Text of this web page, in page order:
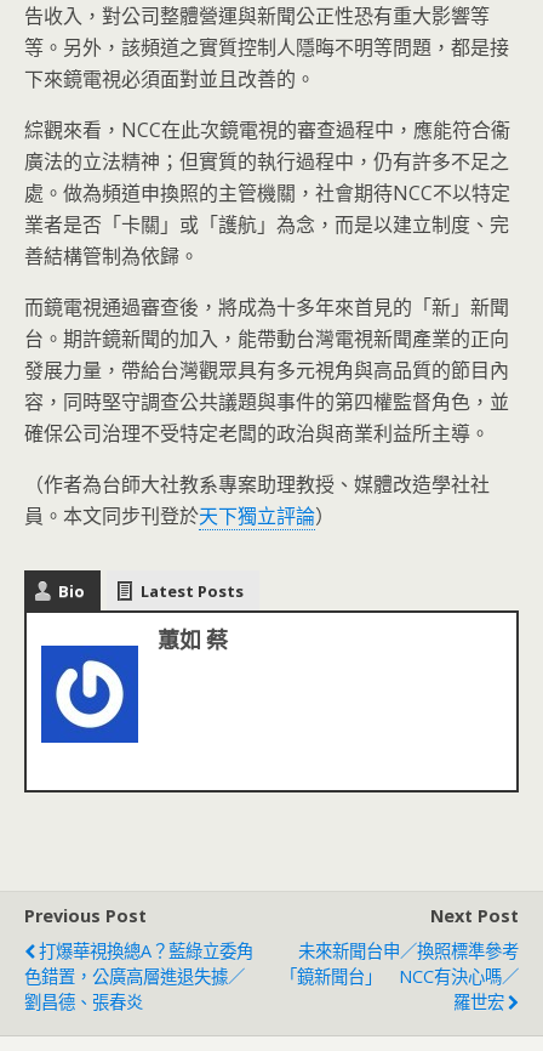
告收入，對公司整體營運與新聞公正性恐有重大影響等
等。另外，該頻道之實質控制人隱晦不明等問題，都是接
下來鏡電視必須面對並且改善的。
綜觀來看，NCC在此次鏡電視的審查過程中，應能符合衞
廣法的立法精神；但實質的執行過程中，仍有許多不足之
處。做為頻道申換照的主管機關，社會期待NCC不以特定
業者是否「卡關」或「護航」為念，而是以建立制度、完
善結構管制為依歸。
而鏡電視通過審查後，將成為十多年來首見的「新」新聞
台。期許鏡新聞的加入，能帶動台灣電視新聞產業的正向
發展力量，帶給台灣觀眾具有多元視角與高品質的節目內
容，同時堅守調查公共議題與事件的第四權監督角色，並
確保公司治理不受特定老闆的政治與商業利益所主導。
（作者為台師大社教系專案助理教授、媒體改造學社社
員。本文同步刊登於天下獨立評論）
Bio Latest Posts
蕙如 蔡
Previous Post
打爆華視換總A？藍綠立委角
色錯置，公廣高層進退失據／
劉昌德、張春炎
Next Post
未來新聞台申／換照標準參考
「鏡新聞台」 NCC有決心嗎／
羅世宏